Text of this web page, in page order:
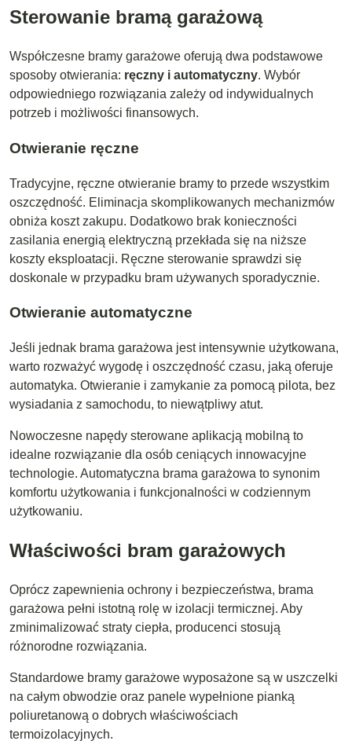
Sterowanie bramą garażową
Współczesne bramy garażowe oferują dwa podstawowe
sposoby otwierania: ręczny i automatyczny. Wybór
odpowiedniego rozwiązania zależy od indywidualnych
potrzeb i możliwości finansowych.
Otwieranie ręczne
Tradycyjne, ręczne otwieranie bramy to przede wszystkim
oszczędność. Eliminacja skomplikowanych mechanizmów
obniża koszt zakupu. Dodatkowo brak konieczności
zasilania energią elektryczną przekłada się na niższe
koszty eksploatacji. Ręczne sterowanie sprawdzi się
doskonale w przypadku bram używanych sporadycznie.
Otwieranie automatyczne
Jeśli jednak brama garażowa jest intensywnie użytkowana,
warto rozważyć wygodę i oszczędność czasu, jaką oferuje
automatyka. Otwieranie i zamykanie za pomocą pilota, bez
wysiadania z samochodu, to niewątpliwy atut.
Nowoczesne napędy sterowane aplikacją mobilną to
idealne rozwiązanie dla osób ceniących innowacyjne
technologie. Automatyczna brama garażowa to synonim
komfortu użytkowania i funkcjonalności w codziennym
użytkowaniu.
Właściwości bram garażowych
Oprócz zapewnienia ochrony i bezpieczeństwa, brama
garażowa pełni istotną rolę w izolacji termicznej. Aby
zminimalizować straty ciepła, producenci stosują
różnorodne rozwiązania.
Standardowe bramy garażowe wyposażone są w uszczelki
na całym obwodzie oraz panele wypełnione pianką
poliuretanową o dobrych właściwościach
termoizolacyjnych.